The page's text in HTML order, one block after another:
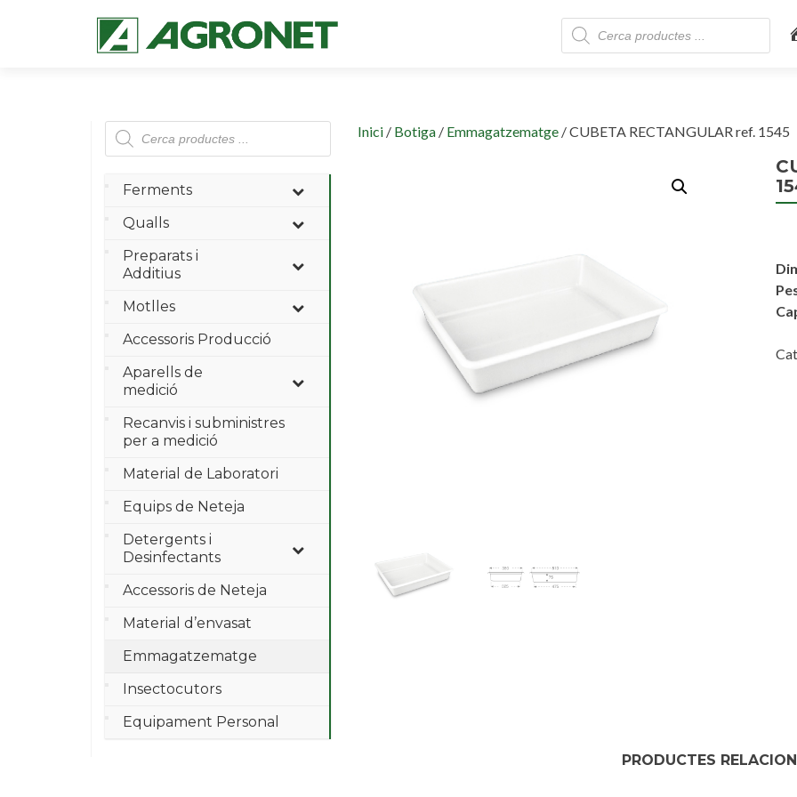
to
content
Products
search
Inici / Botiga / Emmagatzematge / CUBETA RECTANGULAR ref. 1545
PRODUCTES
Products
search
Ferments
Qualls
Preparats i
Additius
Motlles
Accessoris Producció
Aparells de
medició
Recanvis i subministres
per a medició
Material de Laboratori
Equips de Neteja
Detergents i
Desinfectants
Accessoris de Neteja
Material d’envasat
Emmagatzematge
Insectocutors
Equipament Personal